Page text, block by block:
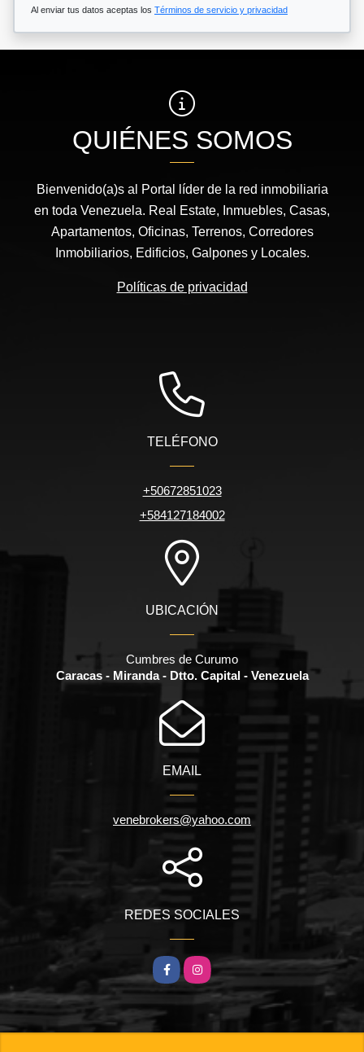
Al enviar tus datos aceptas los Términos de servicio y privacidad
QUIÉNES SOMOS
Bienvenido(a)s al Portal líder de la red inmobiliaria
en toda Venezuela. Real Estate, Inmuebles, Casas,
Apartamentos, Oficinas, Terrenos, Corredores
Inmobiliarios, Edificios, Galpones y Locales.
Políticas de privacidad
TELÉFONO
+50672851023
+584127184002
UBICACIÓN
Cumbres de Curumo
Caracas - Miranda - Dtto. Capital - Venezuela
EMAIL
venebrokers@yahoo.com
REDES SOCIALES
FacebookInstagram